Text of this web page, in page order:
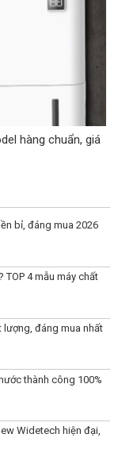
hàng chuẩn, giá
bỉ, đáng mua 2026
4 mẫu máy chất
lượng, đáng mua nhất
thành công 100%
Widetech hiện đại,